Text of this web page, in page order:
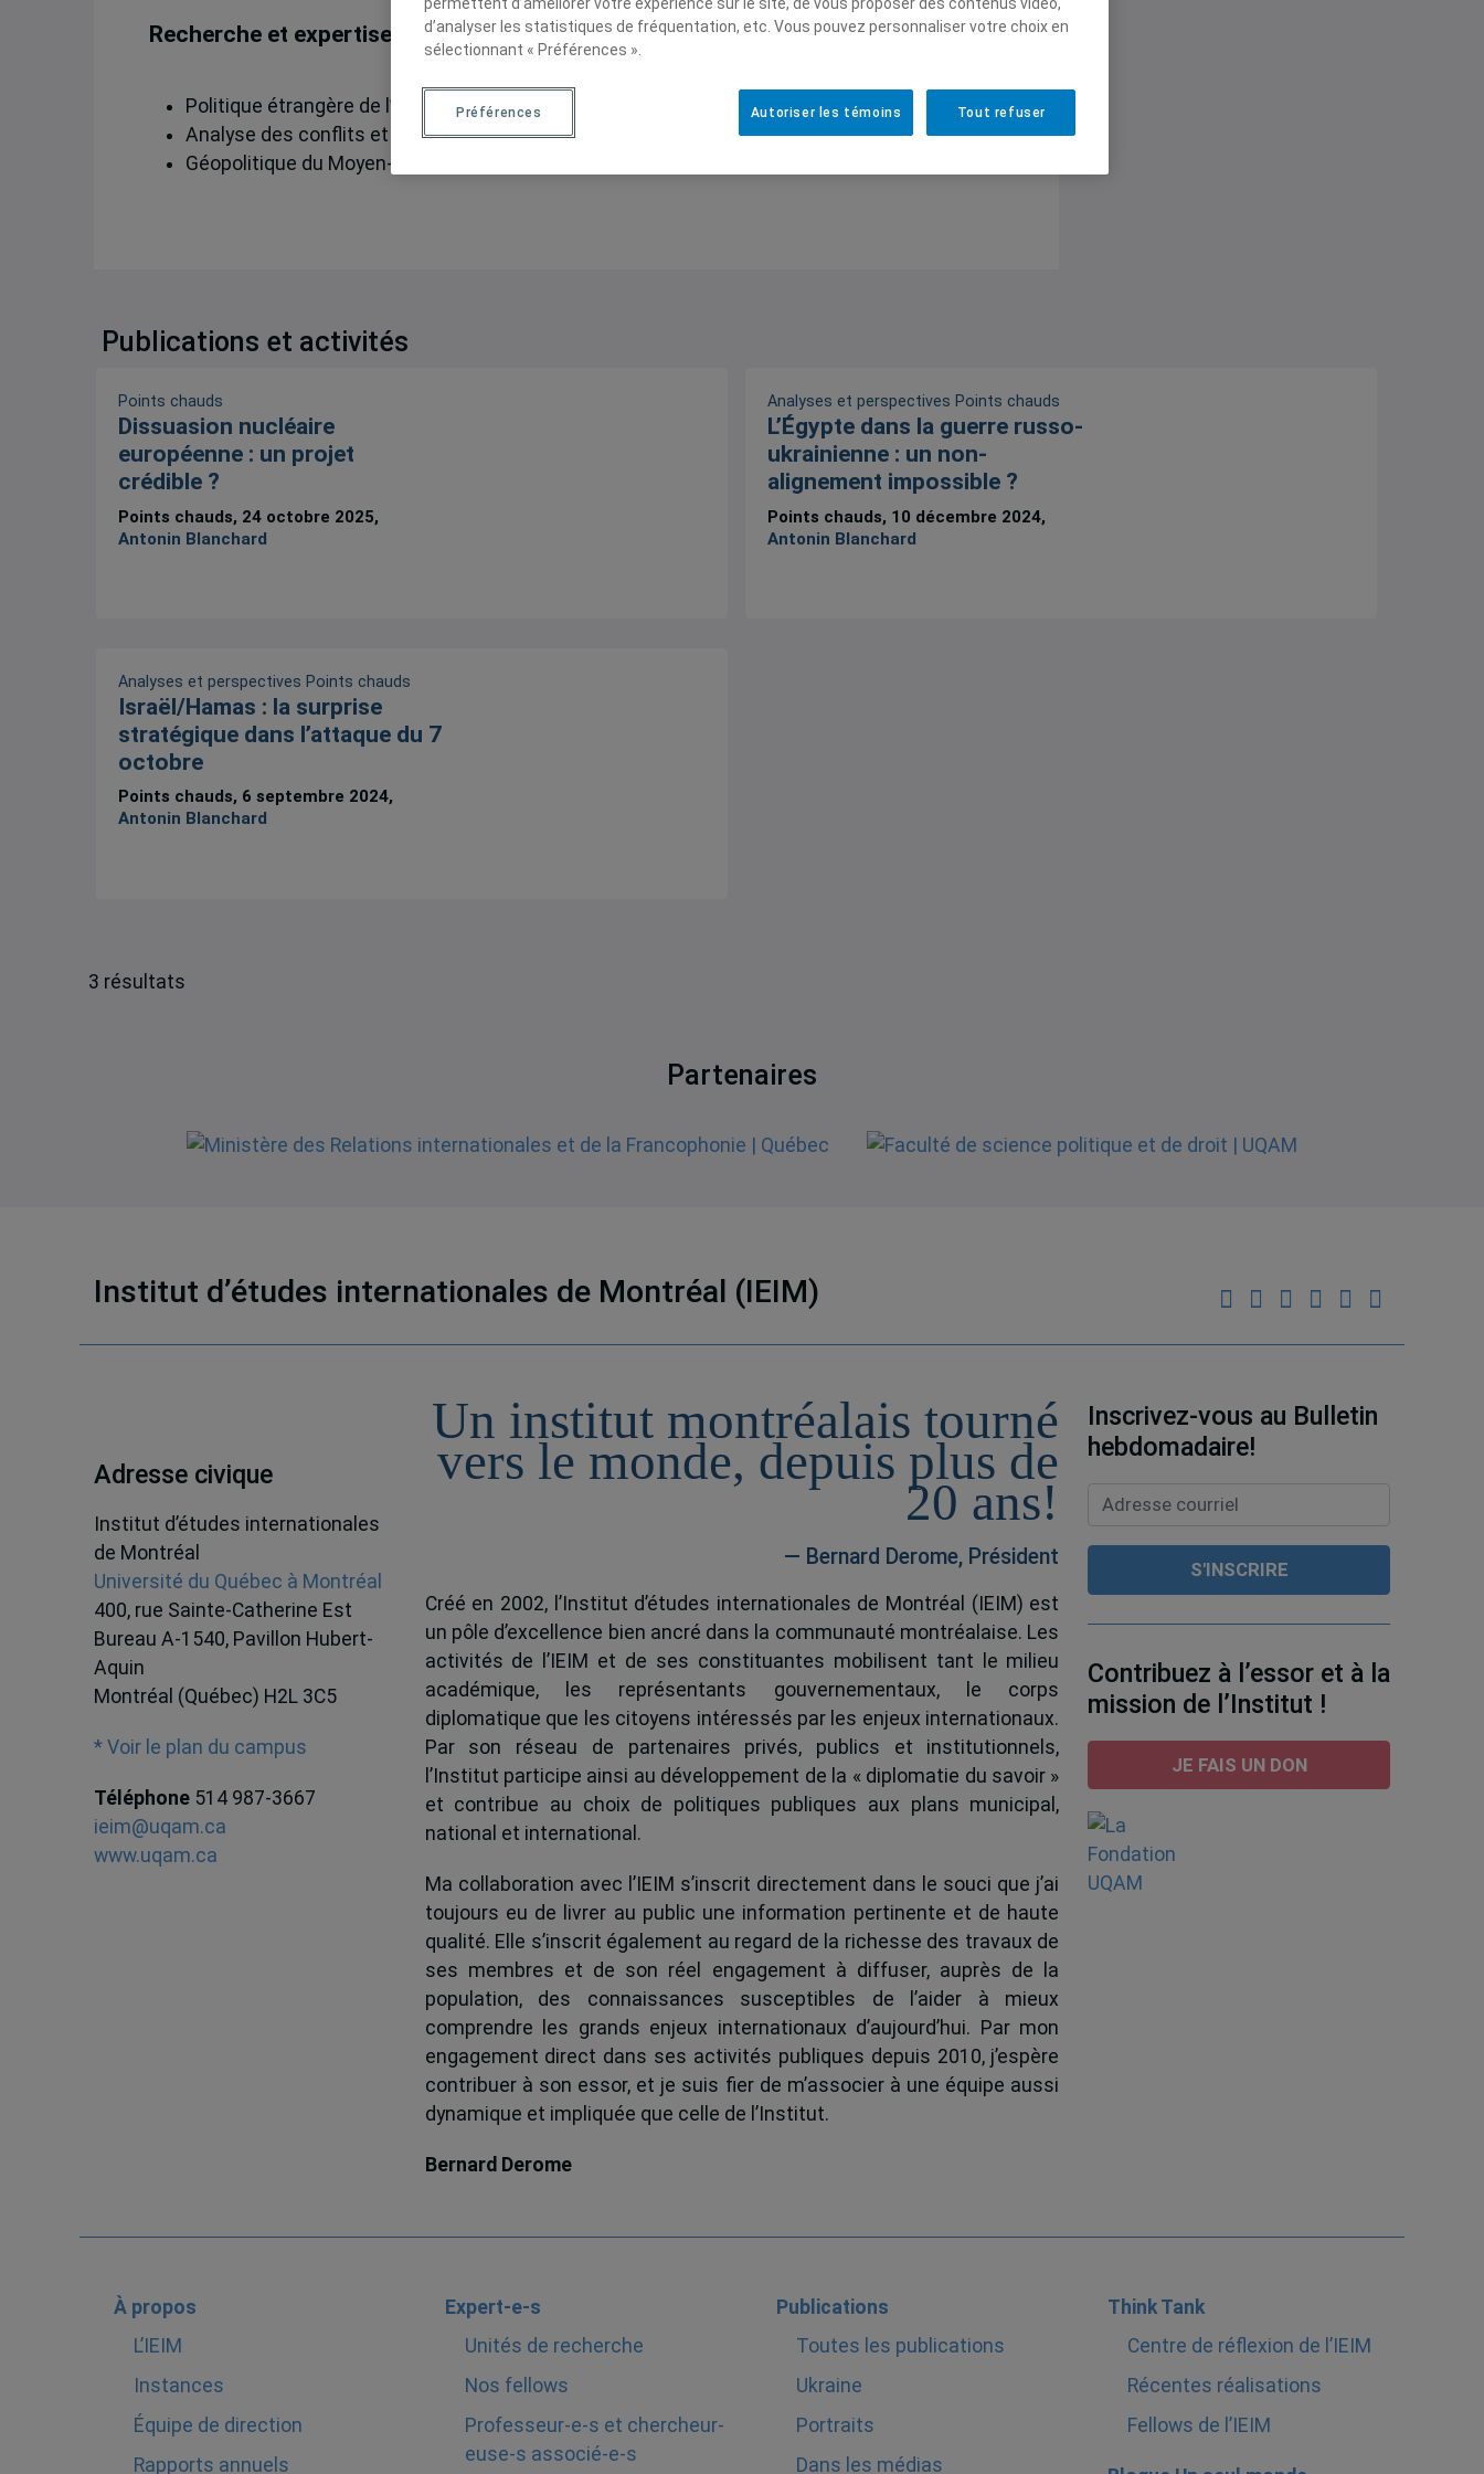
Recherche et expertise
Politique étrangère de l’Égypte
Analyse des conflits et de la stratégie militaire
Géopolitique du Moyen-Orient
Publications et activités
Points chauds
Dissuasion nucléaire
européenne : un projet
crédible ?
Points chauds, 24 octobre 2025,
Antonin Blanchard
Analyses et perspectives Points chauds
L’Égypte dans la guerre russo-
ukrainienne : un non-
alignement impossible ?
Points chauds, 10 décembre 2024,
Antonin Blanchard
Analyses et perspectives Points chauds
Israël/Hamas : la surprise
stratégique dans l’attaque du 7
octobre
Points chauds, 6 septembre 2024,
Antonin Blanchard
3 résultats
Partenaires
Institut d’études internationales de Montréal (IEIM)
Adresse civique
Institut d’études internationales
de Montréal
Université du Québec à Montréal
400, rue Sainte-Catherine Est
Bureau A-1540, Pavillon Hubert-
Aquin
Montréal (Québec) H2L 3C5
* Voir le plan du campus
Téléphone 514 987-3667
ieim@uqam.ca
www.uqam.ca
Un institut montréalais tourné
vers le monde, depuis plus de
20 ans!
— Bernard Derome, Président
Créé en 2002, l’Institut d’études internationales de Montréal (IEIM) est
un pôle d’excellence bien ancré dans la communauté montréalaise. Les
activités de l’IEIM et de ses constituantes mobilisent tant le milieu
académique, les représentants gouvernementaux, le corps
diplomatique que les citoyens intéressés par les enjeux internationaux.
Par son réseau de partenaires privés, publics et institutionnels,
l’Institut participe ainsi au développement de la « diplomatie du savoir »
et contribue au choix de politiques publiques aux plans municipal,
national et international.
Ma collaboration avec l’IEIM s’inscrit directement dans le souci que j’ai
toujours eu de livrer au public une information pertinente et de haute
qualité. Elle s’inscrit également au regard de la richesse des travaux de
ses membres et de son réel engagement à diffuser, auprès de la
population, des connaissances susceptibles de l’aider à mieux
comprendre les grands enjeux internationaux d’aujourd’hui. Par mon
engagement direct dans ses activités publiques depuis 2010, j’espère
contribuer à son essor, et je suis fier de m’associer à une équipe aussi
dynamique et impliquée que celle de l’Institut.
Bernard Derome
Inscrivez-vous au Bulletin
hebdomadaire!
Contribuez à l’essor et à la
mission de l’Institut !
JE FAIS UN DON
À propos
L’IEIM
Instances
Équipe de direction
Rapports annuels
Expert-e-s
Unités de recherche
Nos fellows
Professeur-e-s et chercheur-
euse-s associé-e-s
Publications
Toutes les publications
Ukraine
Portraits
Dans les médias
Think Tank
Centre de réflexion de l’IEIM
Récentes réalisations
Fellows de l’IEIM
d’analyser les statistiques de fréquentation, etc. Vous pouvez personnaliser votre choix en
sélectionnant « Préférences ».
Tout refuser
Autoriser les témoins
Préférences